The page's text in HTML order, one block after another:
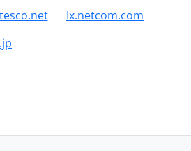
tesco.net
Ix.netcom.com